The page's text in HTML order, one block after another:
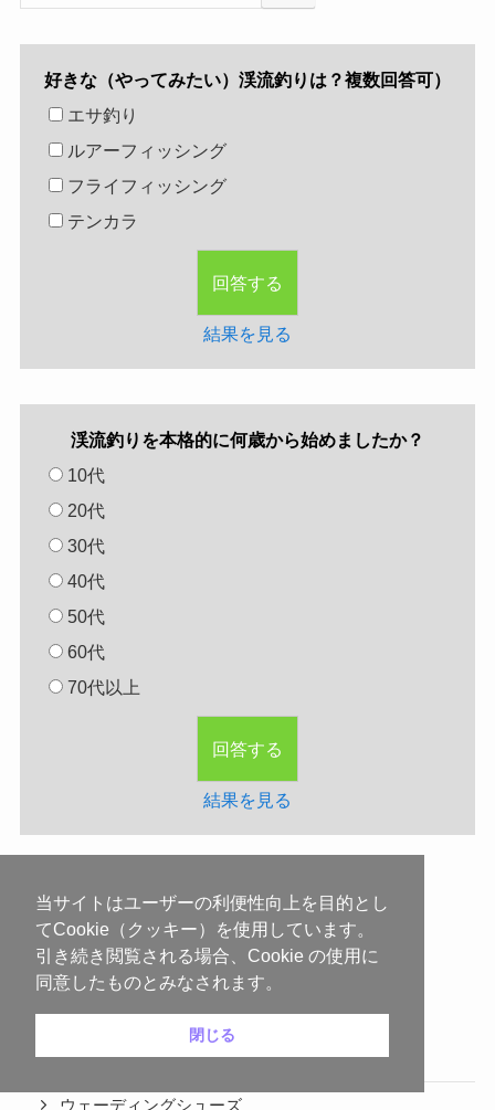
好きな（やってみたい）渓流釣りは？複数回答可）
エサ釣り
ルアーフィッシング
フライフィッシング
テンカラ
結果を見る
渓流釣りを本格的に何歳から始めましたか？
10代
20代
30代
40代
50代
60代
70代以上
結果を見る
カテゴリーから記事を探す
渓流釣りの装備品
ウェーディングシューズ
当サイトはユーザーの利便性向上を目的とし
てCookie（クッキー）を使用しています。
引き続き閲覧される場合、Cookie の使用に
同意したものとみなされます。
閉じる